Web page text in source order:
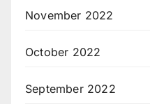
November 2022
October 2022
September 2022